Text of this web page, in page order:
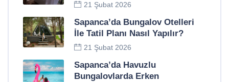
21 Şubat 2026
Sapanca’da Bungalov Otelleri
İle Tatil Planı Nasıl Yapılır?
21 Şubat 2026
Sapanca’da Havuzlu
Bungalovlarda Erken